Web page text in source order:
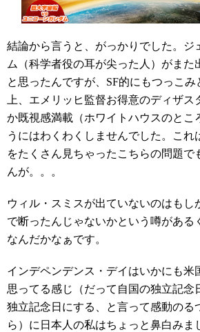
結論から言うと、がっかりでした。ジ
ム（科学者役の耳が尖った人）がまた
と思ったんですが、SF的にもつっこみ
上、エメリッヒ監督お得意のディザス
か既視感満載（ホワイトハウスのとこ
うにはわくわくしませんでした。これ
をたくさん見ちゃったこちらの問題で
んが。。。
ウィル・スミスが出ていないのはもし
で断ったんじゃないかという噂がある
なんだかなぁです。
インデペンデンス・デイはいかにも米
思ってる感じ（だって自国の独立記念
独立記念日にする、と言って感動のる
ら）に日本人の私はちょっと鼻白みま